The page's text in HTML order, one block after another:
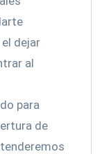
dejar
al
para
de